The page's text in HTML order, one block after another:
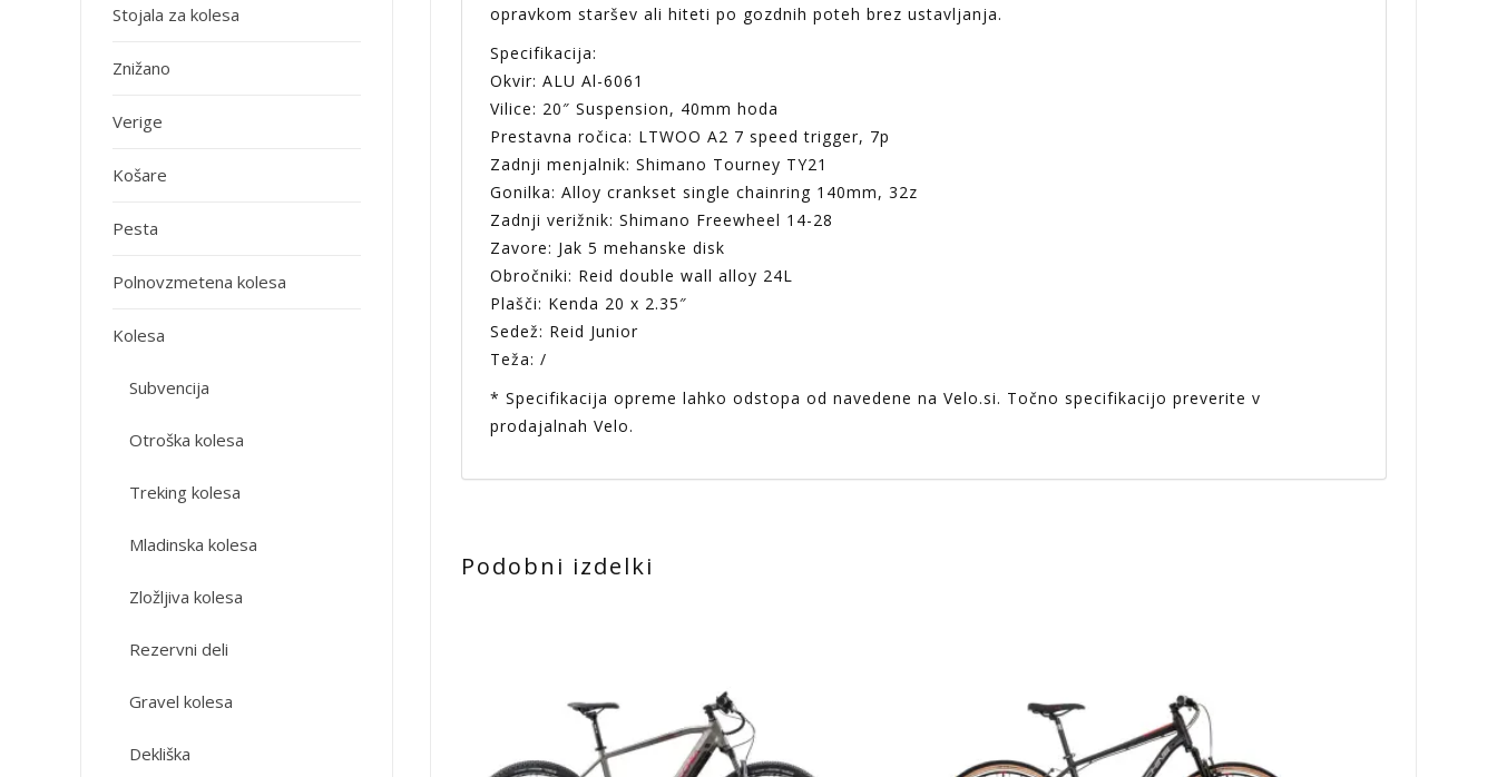
opravkom staršev ali hiteti po gozdnih poteh brez ustavljanja.
Specifikacija:
Okvir: ALU Al-6061
Vilice: 20″ Suspension, 40mm hoda
Prestavna ročica: LTWOO A2 7 speed trigger, 7p
Zadnji menjalnik: Shimano Tourney TY21
Gonilka: Alloy crankset single chainring 140mm, 32z
Zadnji verižnik: Shimano Freewheel 14-28
Zavore: Jak 5 mehanske disk
Obročniki: Reid double wall alloy 24L
Plašči: Kenda 20 x 2.35″
Sedež: Reid Junior
Teža: /
* Specifikacija opreme lahko odstopa od navedene na Velo.si. Točno specifikacijo preverite v
prodajalnah Velo.
Podobni izdelki
Stojala za kolesa
Znižano
Verige
Košare
Pesta
Polnovzmetena kolesa
Kolesa
Subvencija
Otroška kolesa
Treking kolesa
Mladinska kolesa
Zložljiva kolesa
Rezervni deli
Gravel kolesa
Dekliška